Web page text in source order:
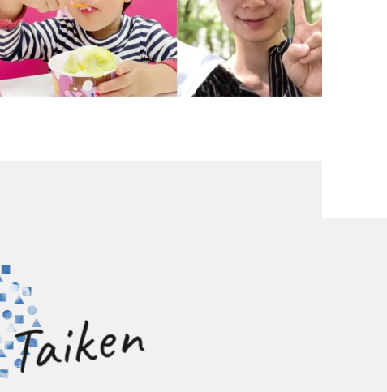
Taiken